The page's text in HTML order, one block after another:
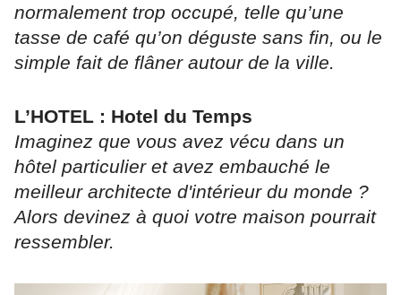
normalement trop occupé, telle qu’une
tasse de café qu’on déguste sans fin, ou le
simple fait de flâner autour de la ville.
L’HOTEL : Hotel du Temps
Imaginez que vous avez vécu dans un
hôtel particulier et avez embauché le
meilleur architecte d'intérieur du monde ?
Alors devinez à quoi votre maison pourrait
ressembler.